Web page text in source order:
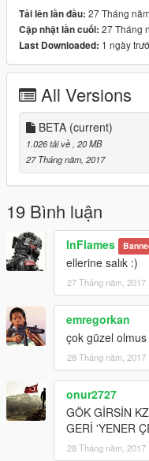
buradayız görüyoruz.
Kurulum:
Eğer modlarınızı
linkini paylaşmayıda
Mpt-76 Milli Piyade Tüfeği:
https://tr.gta5-
turkish-national-infantry-
Tải lên lần đầu: 27 Tháng
Cập nhật lần cuối: 27 Tháng
Last Downloaded: 1 ngày
All Versions
BETA (current)
1.026 tải về, 20 MB
27 Tháng năm, 2017
19 Bình luận
InFlames
ellerine salık :)
27 Tháng năm, 2017
emregorkan
çok güzel olmus
28 Tháng năm, 2017
onur2727
GÖK GİRSİN
GERİ 'YENER
28 Tháng năm, 2017